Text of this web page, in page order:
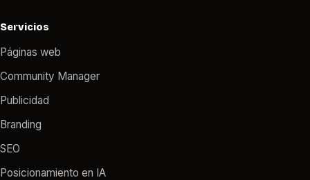
Servicios
Páginas web
Community Manager
Publicidad
Branding
SEO
Posicionamiento en IA